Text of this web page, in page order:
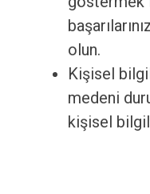
olun.
Kişisel
medeni
kişisel